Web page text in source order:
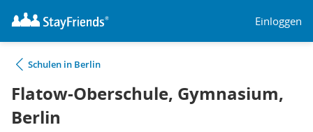
Einloggen
Schulen in Berlin
Flatow-Oberschule, Gymnasium,
Berlin